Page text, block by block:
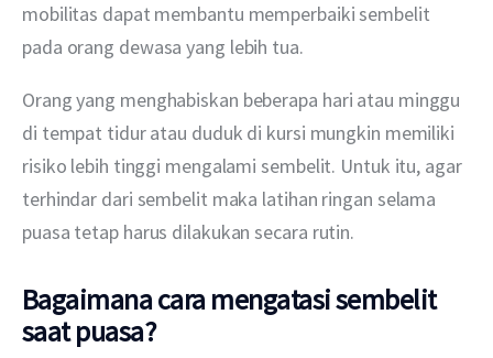
mobilitas dapat membantu memperbaiki sembelit
pada orang dewasa yang lebih tua.
Orang yang menghabiskan beberapa hari atau minggu
di tempat tidur atau duduk di kursi mungkin memiliki
risiko lebih tinggi mengalami sembelit. Untuk itu, agar
terhindar dari sembelit maka latihan ringan selama
puasa tetap harus dilakukan secara rutin.
Bagaimana cara mengatasi sembelit
saat puasa?